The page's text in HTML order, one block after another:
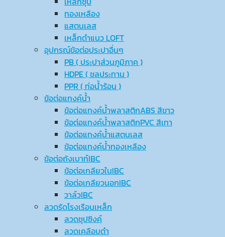
ทองเหลือง
แสตนเลส
เหล็กดำแนว LOFT
อุปกรณ์ข้อต่อประปาอื่นๆ
PB ( ประปาส่วนภูมิภาค )
HDPE ( ชลประทาน )
PPR ( ท่อน้ำร้อน )
ข้อต่อแทงค์น้ำ
ข้อต่อแทงค์น้ำพลาสติกABS สีขาว
ข้อต่อแทงค์น้ำพลาสติกPVC สีเทา
ข้อต่อแทงค์น้ำแสตนเลส
ข้อต่อแทงค์น้ำทองเหลือง
ข้อต่อถังเบาท์IBC
ข้อต่อเกลียวในIBC
ข้อต่อเกลียวนอกIBC
วาล์วIBC
ลวดรัดโรงเรือนเหล็ก
ลวดชุปซิงค์
ลวดเคลือบดำ